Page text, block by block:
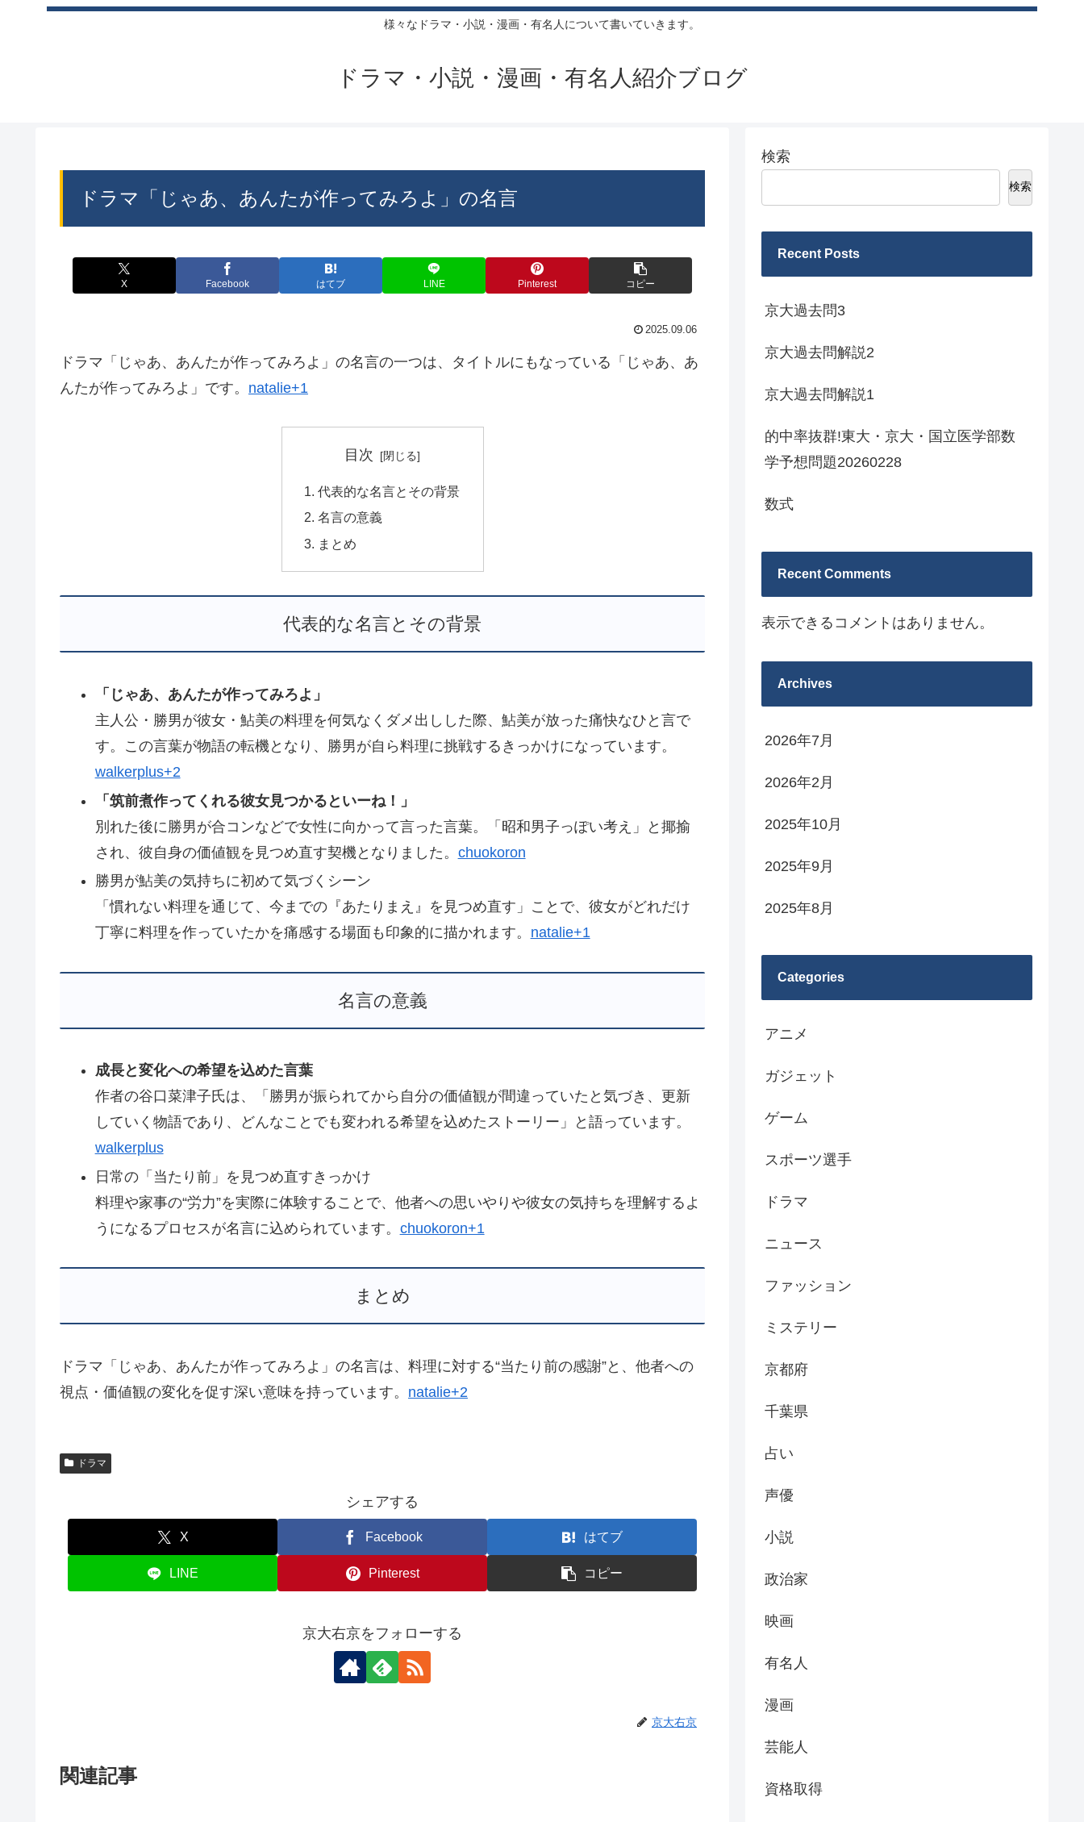
様々なドラマ・小説・漫画・有名人について書いていきます。
ドラマ・小説・漫画・有名人紹介ブログ
ドラマ「じゃあ、あんたが作ってみろよ」の名言
X Facebook はてブ LINE Pinterest コピー
2025.09.06
ドラマ「じゃあ、あんたが作ってみろよ」の名言の一つは、タイトルにもなっている「じゃあ、あ
んたが作ってみろよ」です。 natalie+1
目次
代表的な名言とその背景
名言の意義
まとめ
代表的な名言とその背景
「じゃあ、あんたが作ってみろよ」
主人公・勝男が彼女・鮎美の料理を何気なくダメ出しした際、鮎美が放った痛快なひと言で
す。この言葉が物語の転機となり、勝男が自ら料理に挑戦するきっかけになっています。
walkerplus+2
「筑前煮作ってくれる彼女見つかるといーね！」
別れた後に勝男が合コンなどで女性に向かって言った言葉。「昭和男子っぽい考え」と揶揄
され、彼自身の価値観を見つめ直す契機となりました。 chuokoron
勝男が鮎美の気持ちに初めて気づくシーン
「慣れない料理を通じて、今までの『あたりまえ』を見つめ直す」ことで、彼女がどれだけ
丁寧に料理を作っていたかを痛感する場面も印象的に描かれます。 natalie+1
名言の意義
成長と変化への希望を込めた言葉
作者の谷口菜津子氏は、「勝男が振られてから自分の価値観が間違っていたと気づき、更新
していく物語であり、どんなことでも変われる希望を込めたストーリー」と語っています。
walkerplus
日常の「当たり前」を見つめ直すきっかけ
料理や家事の“労力”を実際に体験することで、他者への思いやりや彼女の気持ちを理解するよ
うになるプロセスが名言に込められています。 chuokoron+1
まとめ
ドラマ「じゃあ、あんたが作ってみろよ」の名言は、料理に対する“当たり前の感謝”と、他者への
視点・価値観の変化を促す深い意味を持っています。 natalie+2
ドラマ
シェアする
X Facebook はてブ
LINE Pinterest コピー
京大右京をフォローする
京大右京
関連記事
検索
検索
Recent Posts
京大過去問3
京大過去問解説2
京大過去問解説1
的中率抜群!東大・京大・国立医学部数
学予想問題20260228
数式
Recent Comments
表示できるコメントはありません。
Archives
2026年7月
2026年2月
2025年10月
2025年9月
2025年8月
Categories
アニメ
ガジェット
ゲーム
スポーツ選手
ドラマ
ニュース
ファッション
ミステリー
京都府
千葉県
占い
声優
小説
政治家
映画
有名人
漫画
芸能人
資格取得